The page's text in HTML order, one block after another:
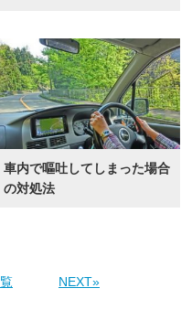
車内で嘔吐してしまった場合
の対処法
NEXT»